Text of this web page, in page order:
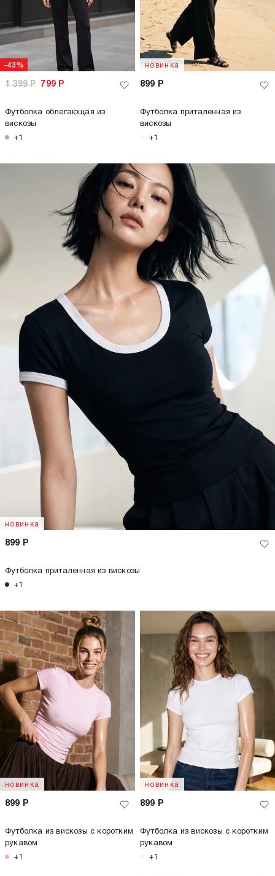
-43%
1 399Р 799 Р
Футболка облегающая из
вискозы
+1
новинка
899 Р
Футболка приталенная из
вискозы
+1
новинка
899 Р
Футболка приталенная из вискозы
+1
новинка
899 Р
Футболка из вискозы с коротким
рукавом
+1
новинка
899 Р
Футболка из вискозы с коротким
рукавом
+1